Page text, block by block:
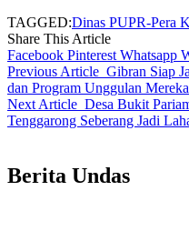
TAGGED:Dinas PUPR-Pera
Share This Article
Facebook Pinterest Whatsapp
Previous Article Gibran Siap
dan Program Unggulan Mereka
Next Article Desa Bukit
Tenggarong Seberang Jadi
Berita Undas